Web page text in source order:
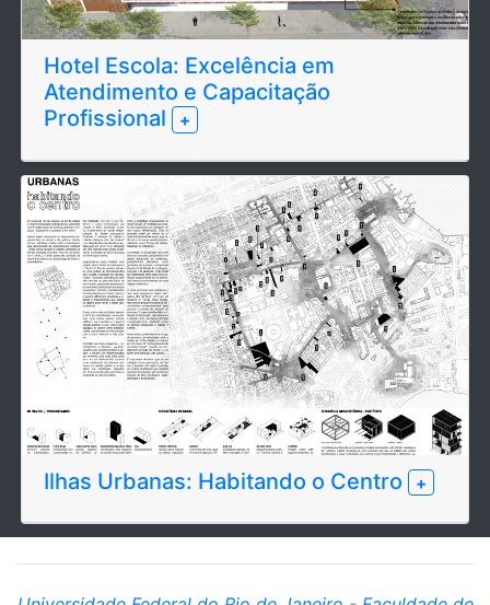
Hotel Escola: Excelência em
Atendimento e Capacitação
Profissional
+
Ilhas Urbanas: Habitando o Centro +